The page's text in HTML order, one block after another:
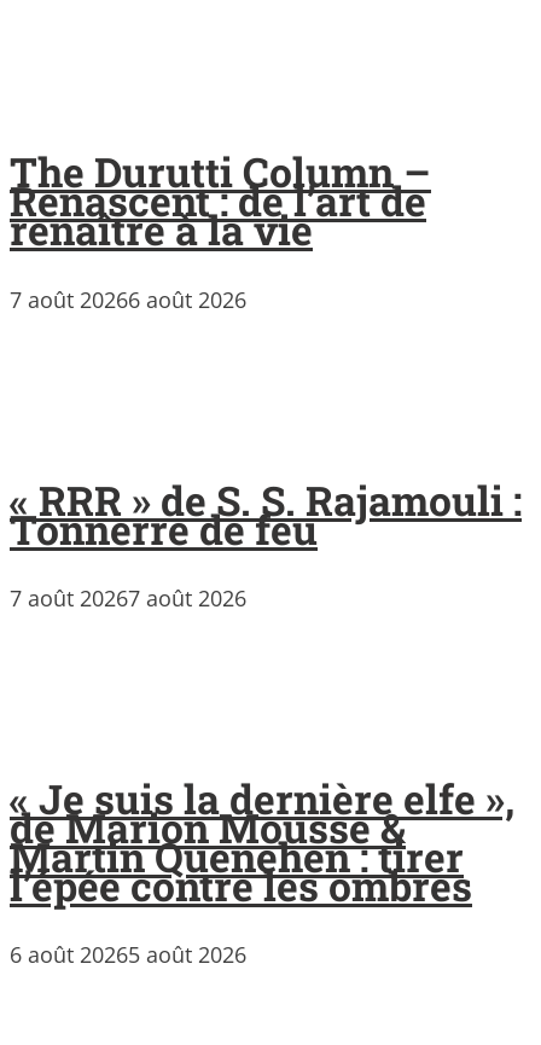
The Durutti Column –
Renascent : de l’art de
renaître à la vie
7 août 20266 août 2026
« RRR » de S. S. Rajamouli :
Tonnerre de feu
7 août 20267 août 2026
« Je suis la dernière elfe »,
de Marion Mousse &
Martin Quenehen : tirer
l’épée contre les ombres
6 août 20265 août 2026